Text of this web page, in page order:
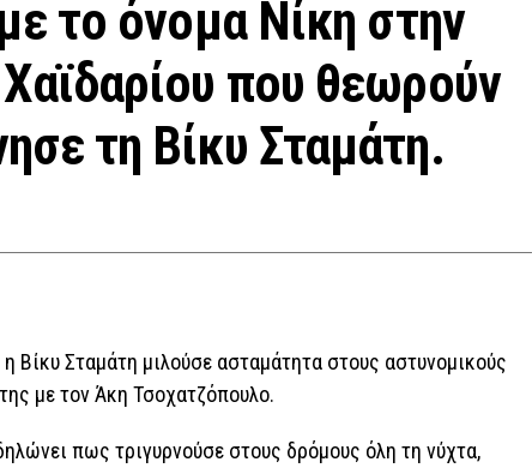
το όνομα Νίκη στην
που θεωρούν
τη Βίκυ Σταμάτη.
Βίκυ Σταμάτη μιλούσε ασταμάτητα στους αστυνομικούς
με τον Άκη Τσοχατζόπουλο.
πως τριγυρνούσε στους δρόμους όλη τη νύχτα,